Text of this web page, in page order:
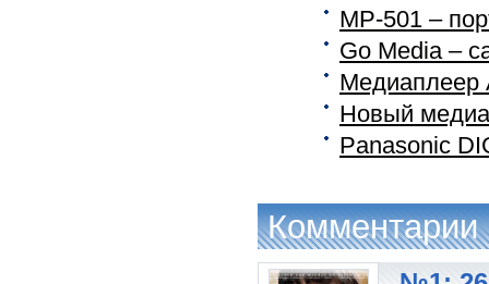
MP-501 –
Go Media –
Медиаплеер
Новый
Panasonic
Комментарии